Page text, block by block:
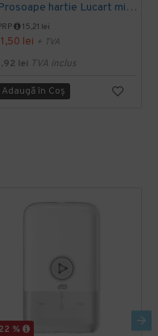
Prosoape hartie Lucart midi derulare centrala 2 pliuri celuloza, portionate, 100m
15,21 lei
lei + TVA
lei TVA inclus
Adaugă în Coş
%